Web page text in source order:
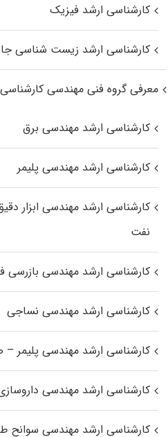
کارشناسی ارشد فیزیک
کارشناسی ارشد زیست‌ شناسی
معرفی گروه فنی مهندسی
کارشناسی ارشد مهندسی برق
کارشناسی ارشد مهندسی پلیمر
کارشناسی ارشد مهندسی ابزار
نفت
کارشناسی ارشد مهندسی بازرسی
کارشناسی ارشد مهندسی نساجی
کارشناسی ارشد مهندسی پلیمر –
کارشناسی ارشد مهندسی
کارشناسی ارشد مهندسی سوانح